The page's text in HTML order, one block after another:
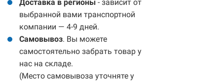
Доставка в регионы - зависит от
выбранной вами транспортной
компании — 4-9 дней.
Самовывоз. Вы можете
самостоятельно забрать товар у
нас на складе.
(Место самовывоза уточняте у